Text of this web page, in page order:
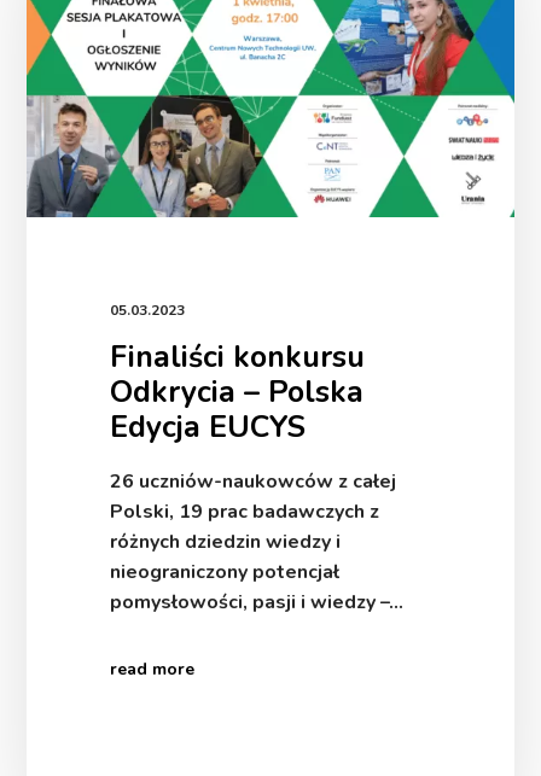
Edycja
EUCYS
05.03.2023
Finaliści konkursu
Odkrycia – Polska
Edycja EUCYS
26 uczniów-naukowców z całej
Polski, 19 prac badawczych z
różnych dziedzin wiedzy i
nieograniczony potencjał
pomysłowości, pasji i wiedzy –…
read more